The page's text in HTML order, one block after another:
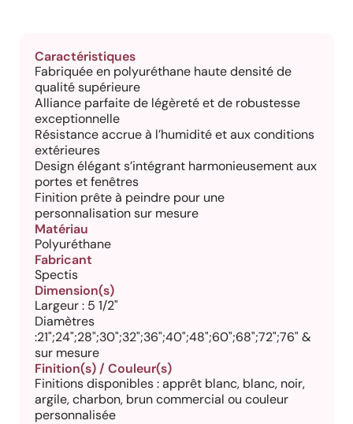
Caractéristiques
Fabriquée en polyuréthane haute densité de
qualité supérieure
Alliance parfaite de légèreté et de robustesse
exceptionnelle
Résistance accrue à l’humidité et aux conditions
extérieures
Design élégant s’intégrant harmonieusement aux
portes et fenêtres
Finition prête à peindre pour une
personnalisation sur mesure
Matériau
Polyuréthane
Fabricant
Spectis
Dimension(s)
Largeur : 5 1/2"
Diamètres
:21";24";28";30";32";36";40";48";60";68";72";76" &
sur mesure
Finition(s) / Couleur(s)
Finitions disponibles : apprêt blanc, blanc, noir,
argile, charbon, brun commercial ou couleur
personnalisée